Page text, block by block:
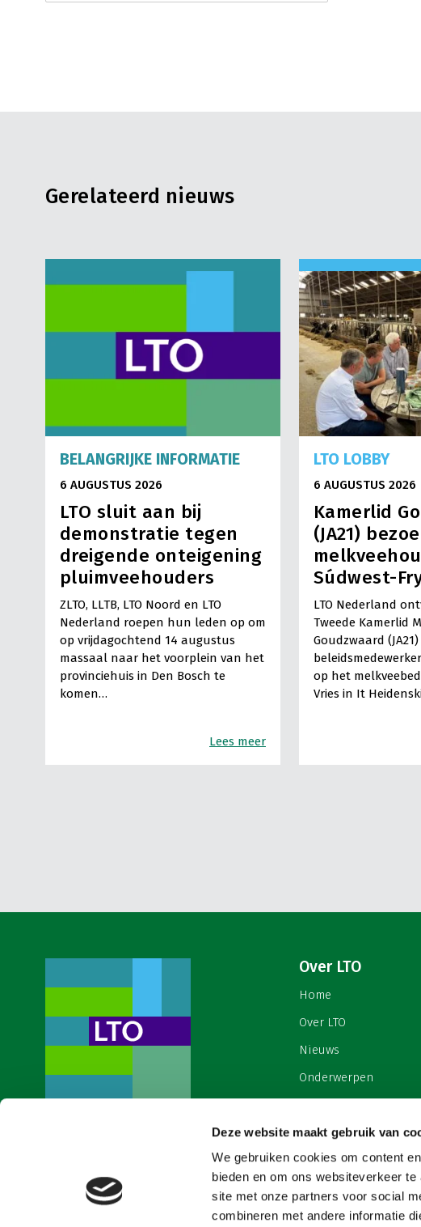
Deze website maakt gebruik van
We gebruiken cookies om content
bieden en om ons websiteverkeer
site met onze partners voor social
combineren met andere informatie
Gerelateerd nieuws
BELANGRIJKE INFORMATIE
6 AUGUSTUS 2026
LTO sluit aan bij
demonstratie tegen
dreigende onteigening
pluimveehouders
ZLTO, LLTB, LTO Noord en LTO
Nederland roepen hun leden op om
op vrijdagochtend 14 augustus
massaal naar het voorplein van het
provinciehuis in Den Bosch te
komen…
Lees meer
LTO LOBBY
6 AUGUSTUS 2026
Kamerlid
(JA21)
Súdwest-
LTO Nederland
Tweede Kamerlid
Goudzwaard
op het
Vries in It
werkgeversorganisatie met meerwaarde,
voor een sector met meerwaarde. Dat is
Land- en Tuinbouw Organisatie
Nederland (LTO).
Over LTO
Home
Over LTO
Nieuws
Onderwerpen
Contact
Cookies & privacy